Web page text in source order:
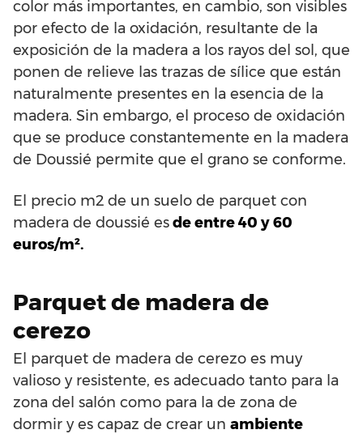
color más importantes, en cambio, son visibles
por efecto de la oxidación, resultante de la
exposición de la madera a los rayos del sol, que
ponen de relieve las trazas de sílice que están
naturalmente presentes en la esencia de la
madera. Sin embargo, el proceso de oxidación
que se produce constantemente en la madera
de Doussié permite que el grano se conforme.
El precio m2 de un suelo de parquet con
madera de doussié esde entre 40 y 60
euros/m².
Parquet de madera de
cerezo
El parquet de madera de cerezo es muy
valioso y resistente, es adecuado tanto para la
zona del salón como para la de zona de
dormir y es capaz de crear un ambiente